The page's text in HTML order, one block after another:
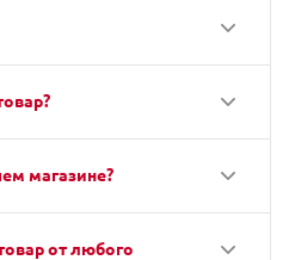
магазине?
от любого